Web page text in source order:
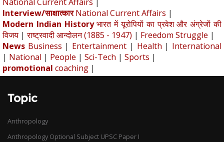
Interview/साक्षात्कार National Current Affairs |
Modern Indian History भारत में यूरोपियों का प्रवेश और अंग्रेजों की
विजय |राष्ट्रवादी आन्दोलन (1885 - 1947) | Freedom Struggle |
News Business | Entertainment | Health | International
| National | People | Sci-Tech | Sports |
promotional coaching |
Topic
Anthropology
Anthropology Optional Subject UPSC Paper I